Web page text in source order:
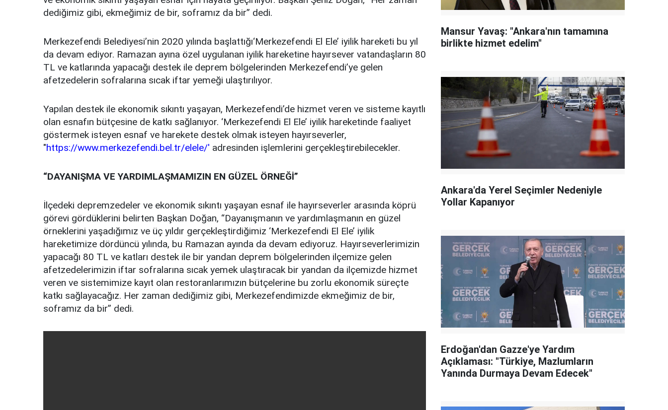
dediğimiz gibi, ekmeğimiz de bir, soframız da bir” dedi.
Merkezefendi Belediyesi’nin 2020 yılında başlattığı‘Merkezefendi El Ele’ iyilik hareketi bu yıl
da devam ediyor. Ramazan ayına özel uygulanan iyilik hareketine hayırsever vatandaşların 80
TL ve katlarında yapacağı destek ile deprem bölgelerinden Merkezefendi’ye gelen
afetzedelerin sofralarına sıcak iftar yemeği ulaştırılıyor.
Yapılan destek ile ekonomik sıkıntı yaşayan, Merkezefendi’de hizmet veren ve sisteme kayıtlı
olan esnafın bütçesine de katkı sağlanıyor. ‘Merkezefendi El Ele’ iyilik hareketinde faaliyet
göstermek isteyen esnaf ve harekete destek olmak isteyen hayırseverler,
"https://www.merkezefendi.bel.tr/elele/' adresinden işlemlerini gerçekleştirebilecekler.
“DAYANIŞMA VE YARDIMLAŞMAMIZIN EN GÜZEL ÖRNEĞİ”
İlçedeki depremzedeler ve ekonomik sıkıntı yaşayan esnaf ile hayırseverler arasında köprü
görevi gördüklerini belirten Başkan Doğan, “Dayanışmanın ve yardımlaşmanın en güzel
örneklerini yaşadığımız ve üç yıldır gerçekleştirdiğimiz ‘Merkezefendi El Ele’ iyilik
hareketimize dördüncü yılında, bu Ramazan ayında da devam ediyoruz. Hayırseverlerimizin
yapacağı 80 TL ve katları destek ile bir yandan deprem bölgelerinden ilçemize gelen
afetzedelerimizin iftar sofralarına sıcak yemek ulaştıracak bir yandan da ilçemizde hizmet
veren ve sistemimize kayıt olan restoranlarımızın bütçelerine bu zorlu ekonomik süreçte
katkı sağlayacağız. Her zaman dediğimiz gibi, Merkezefendimizde ekmeğimiz de bir,
soframız da bir” dedi.
Mansur Yavaş: "Ankara'nın tamamına
birlikte hizmet edelim"
Ankara'da Yerel Seçimler Nedeniyle
Yollar Kapanıyor
Erdoğan'dan Gazze'ye Yardım
Açıklaması: "Türkiye, Mazlumların
Yanında Durmaya Devam Edecek"